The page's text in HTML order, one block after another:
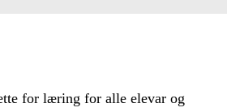
for læring for alle elevar og